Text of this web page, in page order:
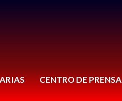
CENTRO DE PRENSA